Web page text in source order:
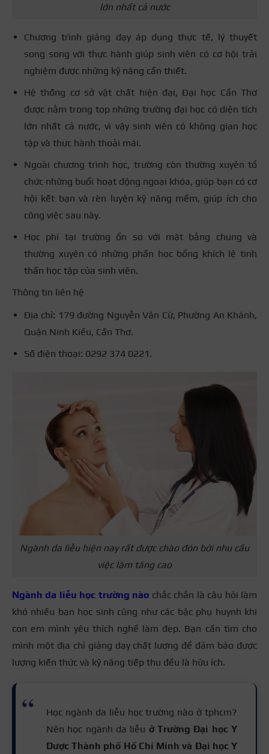
lớn nhất cả nước
Chương trình giảng dạy áp dụng thực tế, lý thuyết
song song với thực hành giúp sinh viên có cơ hội trải
nghiệm được những kỹ năng cần thiết.
Hệ thống cơ sở vật chất hiện đại, Đại học Cần Thơ
được nằm trong top những trường đại học có diện tích
lớn nhất cả nước, vì vậy sinh viên có không gian học
tập và thực hành thoải mái.
Ngoài chương trình học, trường còn thường xuyên tổ
chức những buổi hoạt động ngoại khóa, giúp bạn có cơ
hội kết bạn và rèn luyện kỹ năng mềm, giúp ích cho
công việc sau này.
Học phí tại trường ổn so với mặt bằng chung và
thường xuyên có những phần học bổng khích lệ tinh
thần học tập của sinh viên.
Thông tin liên hệ
Địa chỉ: 179 đường Nguyễn Văn Cừ, Phường An Khánh,
Quận Ninh Kiều, Cần Thơ.
Số điện thoại: 0292 374 0221.
Ngành da liễu hiện nay rất được chào đón bởi nhu cầu
việc làm tăng cao
Ngành da liễu học trường nào chắc chắn là câu hỏi làm
khó nhiều bạn học sinh cũng như các bậc phụ huynh khi
con em mình yêu thích nghề làm đẹp. Bạn cần tìm cho
mình một địa chỉ giảng dạy chất lượng để đảm bảo được
lượng kiến thức và kỹ năng tiếp thu đều là hữu ích.
Học ngành da liễu học trường nào ở tphcm?
Nên học ngành da liễu ở Trường Đại học Y
Dược Thành phố Hồ Chí Minh và Đại học Y